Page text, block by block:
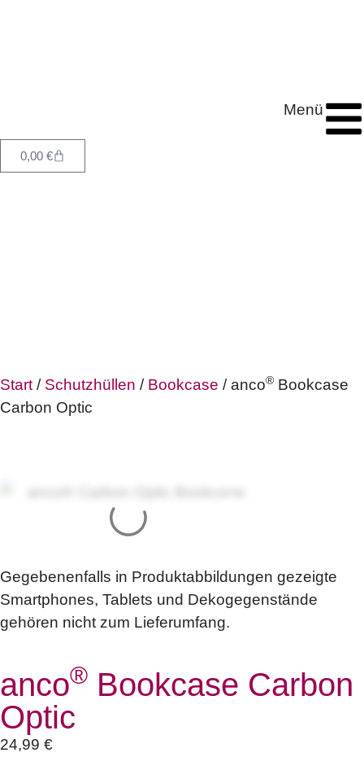
Menü
0,00 €
Start / Schutzhüllen / Bookcase / anco® Bookcase
Carbon Optic
Gegebenenfalls in Produktabbildungen gezeigte
Smartphones, Tablets und Dekogegenstände
gehören nicht zum Lieferumfang.
anco® Bookcase Carbon
Optic
24,99 €